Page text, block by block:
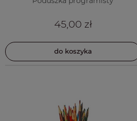
45,00 zł
do koszyka